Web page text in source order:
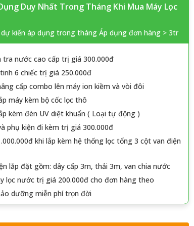
Duy Nhất Trong Tháng Khi Mua Máy Lọc
dự kiến áp dụng trong tháng Áp dụng đơn hàng > 3tr
tra nước cao cấp trị giá 300.000đ
6 chiếc trị giá 250.000đ
cấp combo lên máy ion kiềm và vòi đôi
máy kèm bộ cốc lọc thô
kèm đèn UV diệt khuẩn ( Loại tự động )
phụ kiện đi kèm trị giá 300.000đ
khi lắp kèm hệ thống lọc tổng 3 cột van điện
lắp đặt gồm: dây cấp 3m, thải 3m, van chia nước
lọc nước trị giá 200.000đ cho đơn hàng theo
dưỡng miễn phí trọn đời